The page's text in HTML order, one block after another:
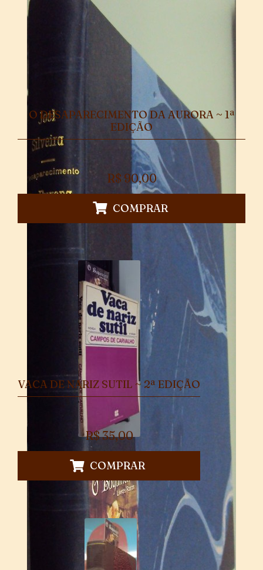
O DESAPARECIMENTO DA AURORA ~ 1ª
EDIÇÃO
R$ 90,00
COMPRAR
VACA DE NARIZ SUTIL ~ 2ª EDIÇÃO
R$35,00
COMPRAR